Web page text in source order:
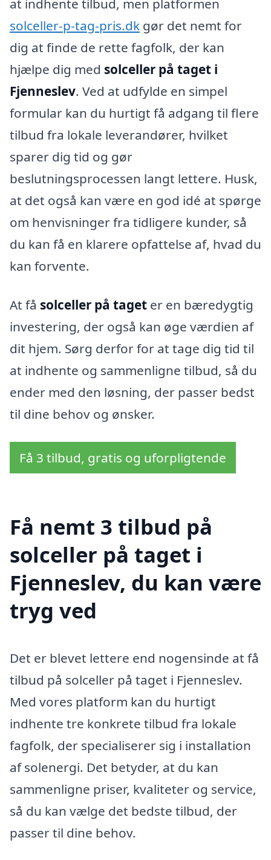
at indhente tilbud, men platformen
solceller-p-tag-pris.dk gør det nemt for
dig at finde de rette fagfolk, der kan
hjælpe dig med solceller på taget i
Fjenneslev. Ved at udfylde en simpel
formular kan du hurtigt få adgang til flere
tilbud fra lokale leverandører, hvilket
sparer dig tid og gør
beslutningsprocessen langt lettere. Husk,
at det også kan være en god idé at spørge
om henvisninger fra tidligere kunder, så
du kan få en klarere opfattelse af, hvad du
kan forvente.
At få solceller på taget er en bæredygtig
investering, der også kan øge værdien af
dit hjem. Sørg derfor for at tage dig tid til
at indhente og sammenligne tilbud, så du
ender med den løsning, der passer bedst
til dine behov og ønsker.
Få 3 tilbud, gratis og uforpligtende
Få nemt 3 tilbud på
solceller på taget i
Fjenneslev, du kan være
tryg ved
Det er blevet lettere end nogensinde at få
tilbud på solceller på taget i Fjenneslev.
Med vores platform kan du hurtigt
indhente tre konkrete tilbud fra lokale
fagfolk, der specialiserer sig i installation
af solenergi. Det betyder, at du kan
sammenligne priser, kvaliteter og service,
så du kan vælge det bedste tilbud, der
passer til dine behov.